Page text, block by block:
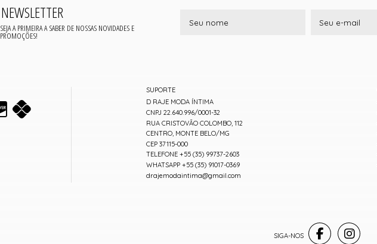
NEWSLETTER
SEJA A PRIMEIRA A SABER DE NOSSAS NOVIDADES E
PROMOÇÕES!
SUPORTE
D RAJE MODA ÍNTIMA
CNPJ 22.640.996/0001-32
RUA CRISTOVÃO COLOMBO, 112
CENTRO, MONTE BELO/MG
CEP 37115-000
TELEFONE +55 (35) 99737-2603
WHATSAPP +55 (35) 91017-0369
drajemodaintima@gmail.com